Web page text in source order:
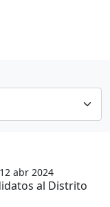
abr 2024
al Distrito